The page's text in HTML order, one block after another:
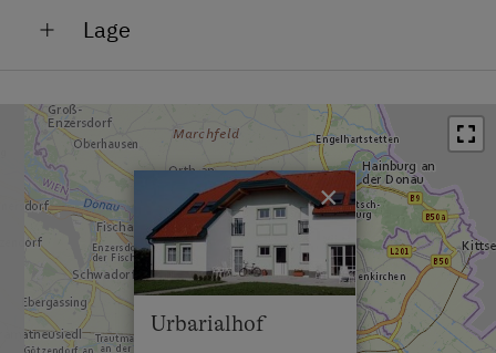
Lage
Ortsrand
Zentrumsnähe
Urbarialhof
×